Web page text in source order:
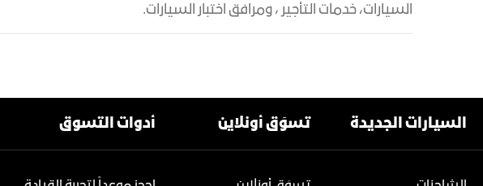
السيارات، خدمات التأجير ، ومرافق اختبار السيارات.
السيارات الجديدة تسوَق أونلاين أدوات التسوق